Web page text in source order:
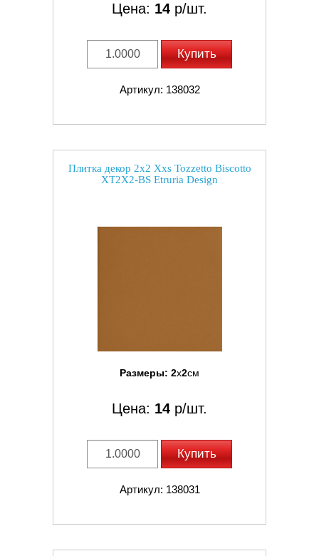
Цена: 14 р/шт.
Купить
Артикул: 138032
Плитка декор 2x2 Xxs Tozzetto Biscotto
XT2X2-BS Etruria Design
Размеры: 2x2см
Цена: 14 р/шт.
Купить
Артикул: 138031